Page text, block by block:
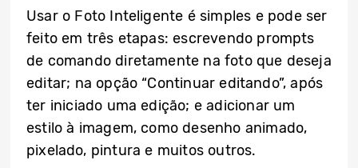
Usar o Foto Inteligente é simples e pode ser
feito em três etapas: escrevendo prompts
de comando diretamente na foto que deseja
editar; na opção “Continuar editando”, após
ter iniciado uma edição; e adicionar um
estilo à imagem, como desenho animado,
pixelado, pintura e muitos outros.